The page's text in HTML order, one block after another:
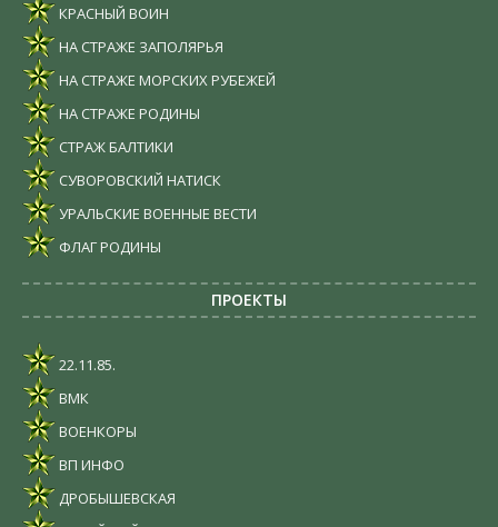
КРАСНЫЙ ВОИН
НА СТРАЖЕ ЗАПОЛЯРЬЯ
НА СТРАЖЕ МОРСКИХ РУБЕЖЕЙ
НА СТРАЖЕ РОДИНЫ
СТРАЖ БАЛТИКИ
СУВОРОВСКИЙ НАТИСК
УРАЛЬСКИЕ ВОЕННЫЕ ВЕСТИ
ФЛАГ РОДИНЫ
ПРОЕКТЫ
22.11.85.
ВМК
ВОЕНКОРЫ
ВП ИНФО
ДРОБЫШЕВСКАЯ